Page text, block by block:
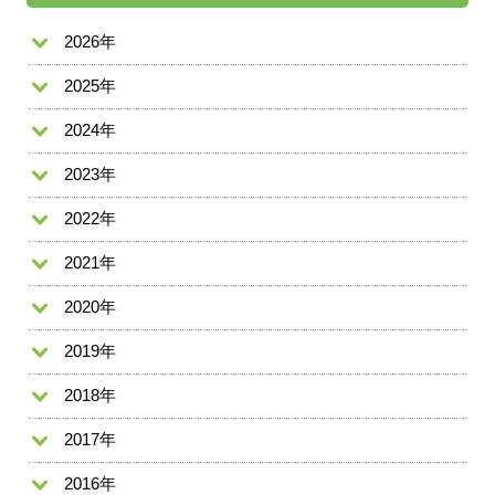
2026年
2025年
2024年
2023年
2022年
2021年
2020年
2019年
2018年
2017年
2016年